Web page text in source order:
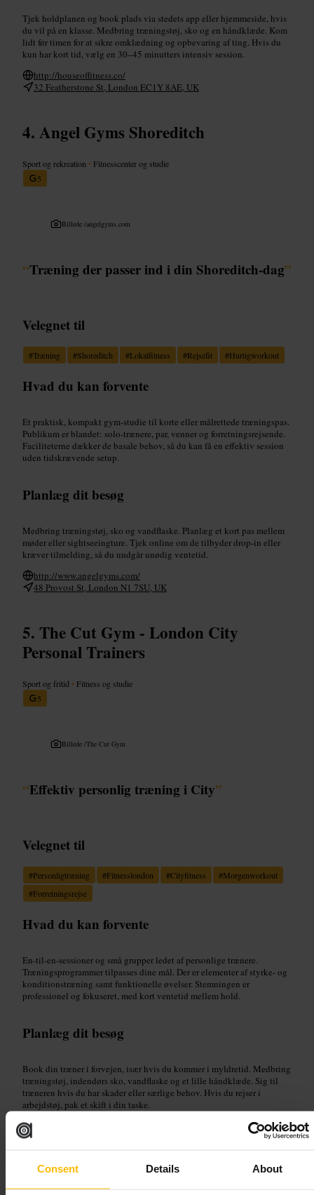
Consent Details About
Tjek holdplanen og book plads via stedets app eller hjemmeside, hvis
du vil på en klasse. Medbring træningstøj, sko og en håndklæde. Kom
lidt før timen for at sikre omklædning og opbevaring af ting. Hvis du
kun har kort tid, vælg en 30–45 minutters intensiv session.
http://houseoffitness.co/
32 Featherstone St, London EC1Y 8AE, UK
Angel Gyms Shoreditch
Sport og rekreation • Fitnesscenter og studie
5
Billede /angelgyms.com
“Træning der passer ind i din Shoreditch-dag”
Velegnet til
#Træning #Shoreditch #Lokalfitness #Rejsefit #Hurtigworkout
Hvad du kan forvente
Et praktisk, kompakt gym-studie til korte eller målrettede træningspas.
Publikum er blandet: solo-trænere, par, venner og forretningsrejsende.
Faciliteterne dækker de basale behov, så du kan få en effektiv session
uden tidskrævende setup.
Planlæg dit besøg
Medbring træningstøj, sko og vandflaske. Planlæg et kort pas mellem
møder eller sightseeingture. Tjek online om de tilbyder drop-in eller
kræver tilmelding, så du undgår unødig ventetid.
http://www.angelgyms.com/
48 Provost St, London N1 7SU, UK
The Cut Gym - London City
Personal Trainers
Sport og fritid • Fitness og studie
5
Billede /The Cut Gym
“Effektiv personlig træning i City”
Velegnet til
#Personligtræning #Fitnesslondon #Cityfitness #Morgenworkout
#Forretningsrejse
Hvad du kan forvente
En-til-en-sessioner og små grupper ledet af personlige trænere.
Træningsprogrammer tilpasses dine mål. Der er elementer af styrke- og
konditionstræning samt funktionelle øvelser. Stemningen er
professionel og fokuseret, med kort ventetid mellem hold.
Planlæg dit besøg
Book din træner i forvejen, især hvis du kommer i myldretid. Medbring
træningstøj, indendørs sko, vandflaske og et lille håndklæde. Sig til
træneren hvis du har skader eller særlige behov. Hvis du rejser i
arbejdstøj, pak et skift i din taske.
Austin Friars House, 2-6 Austin Friars, London EC2N 2HD, UK
Victus Soul Aldgate